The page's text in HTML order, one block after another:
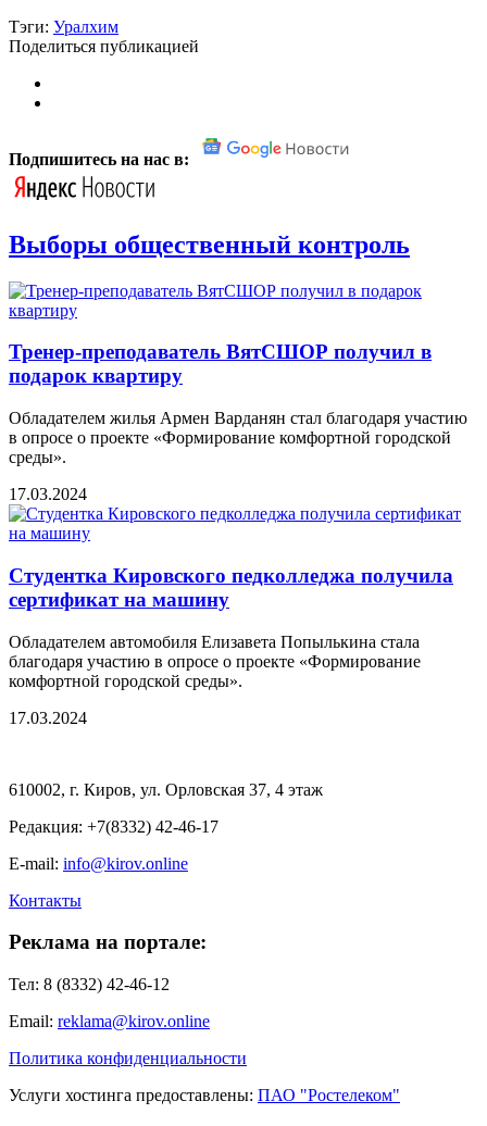
Тэги: Уралхим
Поделиться публикацией
Подпишитесь на нас в:
Выборы общественный контроль
Тренер-преподаватель ВятСШОР получил в
подарок квартиру
Обладателем жилья Армен Варданян стал благодаря участию
в опросе о проекте «Формирование комфортной городской
среды».
17.03.2024
Студентка Кировского педколледжа получила
сертификат на машину
Обладателем автомобиля Елизавета Попылькина стала
благодаря участию в опросе о проекте «Формирование
комфортной городской среды».
17.03.2024
610002, г. Киров, ул. Орловская 37, 4 этаж
Редакция: +7(8332) 42-46-17
E-mail: info@kirov.online
Контакты
Реклама на портале:
Тел: 8 (8332) 42-46-12
Email: reklama@kirov.online
Политика конфиденциальности
Услуги хостинга предоставлены: ПАО "Ростелеком"